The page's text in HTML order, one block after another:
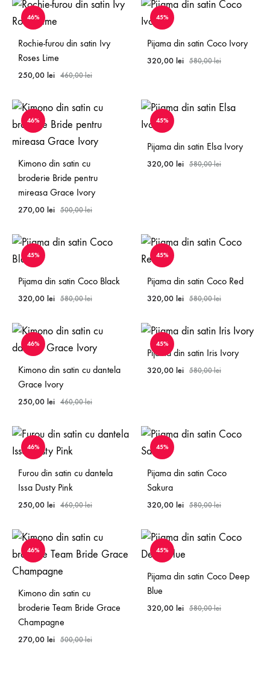
46%
Rochie-furou din satin Ivy
Roses Lime
250,00 lei 460,00lei
45%
Pijama din satin Coco Ivory
320,00 lei 580,00lei
46%
Kimono din satin cu
broderie Bride pentru
mireasa Grace Ivory
270,00 lei 500,00lei
45%
Pijama din satin Elsa Ivory
320,00 lei 580,00lei
45%
Pijama din satin Coco Black
320,00 lei 580,00lei
45%
Pijama din satin Coco Red
320,00 lei 580,00lei
46%
Kimono din satin cu dantela
Grace Ivory
250,00 lei 460,00lei
45%
Pijama din satin Iris Ivory
320,00 lei 580,00lei
46%
Furou din satin cu dantela
Issa Dusty Pink
250,00 lei 460,00lei
45%
Pijama din satin Coco
Sakura
320,00 lei 580,00lei
46%
Kimono din satin cu
broderie Team Bride Grace
Champagne
270,00 lei 500,00lei
45%
Pijama din satin Coco Deep
Blue
320,00 lei 580,00lei